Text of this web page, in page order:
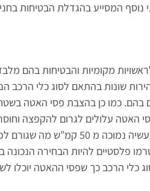
המסייע בהגדלת הבטיחות
מקומיות והבטיחות בהם
שונות בהתאם לסוג כלי הרכב
בהם. כמו כן בהצבת פסי האטה
האטה עלולים לגרום להקפצה
הסחורה על שיני המלגזה. לרוב המהירות המותרת במפעלים ושטחי
פלסטיים להיות הבחירה הנכונה
כלי הרכב כך שפסי ההאטה יוכלו